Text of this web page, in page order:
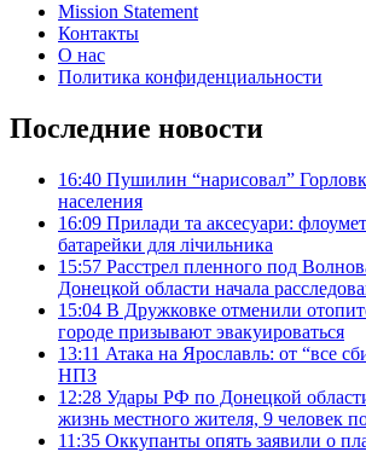
Mission Statement
Контакты
О нас
Политика конфиденциальности
Последние новости
16:40 Пушилин “нарисовал”
населения
16:09 Прилади та аксесуари:
батарейки для лічильника
15:57 Расстрел пленного под
Донецкой области начала
15:04 В Дружковке отменили
городе призывают эвакуироваться
13:11 Атака на Ярославль: от “все
НПЗ
12:28 Удары РФ по Донецкой
жизнь местного жителя, 9 человек
11:35 Оккупанты опять заявили о